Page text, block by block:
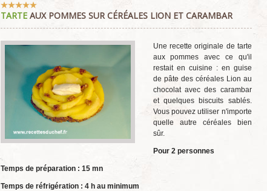
Vote
utilisateur:5/5
TARTE AUX POMMES SUR CÉRÉALES LION ET CARAMBAR
Une recette originale de tarte
aux pommes avec ce qu'il
restait en cuisine : en guise
de pâte des céréales Lion au
chocolat avec des carambar
et quelques biscuits sablés.
Vous pouvez utiliser n'importe
quelle autre céréales bien
sûr.
Pour 2 personnes
Temps de préparation : 15 mn
Temps de réfrigération : 4 h au minimum